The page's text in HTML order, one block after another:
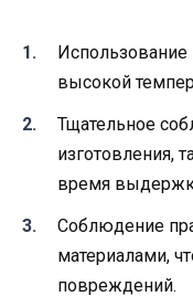
Использование
высокой
Тщательное
изготовления,
время
Соблюдение
материалами,
повреждений.